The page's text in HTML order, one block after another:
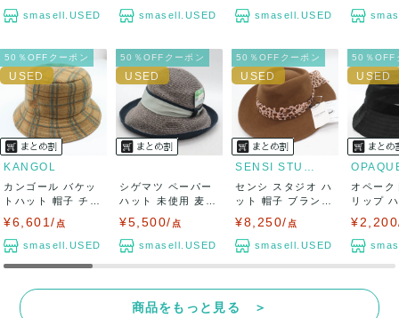
smasell.USED smasell.USED smasell.USED
50％OFFクーポン
KANGOL
カンゴール バケッ
トハット 帽子 チェ
¥6,601/ 点
smasell.USED
50％OFFクーポン
シゲマツ ペーパー
ハット 未使用 麦わ
¥5,500/ 点
smasell.USED
50％OFFクーポン
SENSI STUDIO
センシ スタジオ ハ
ット 帽子 ブランド
¥8,250/ 点
smasell.USED
50％OFF
オペーク
リップ
商品をもっと見る ＞